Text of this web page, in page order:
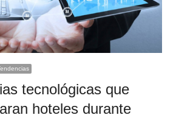
tecnológicas que
hoteles durante